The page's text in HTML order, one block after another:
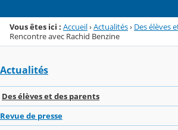
Vous êtes ici : Accueil›Actualités› Des élèves
Rencontre avec Rachid Benzine
Actualités
Des élèves et des parents
Revue de presse